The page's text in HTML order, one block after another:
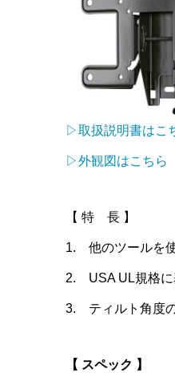
▷取扱説明書はこ
▷外観図はこちら
【 特 長 】
1. 他のツールを
2. USA UL規格に
3. ティルト角度の
【 スペック 】